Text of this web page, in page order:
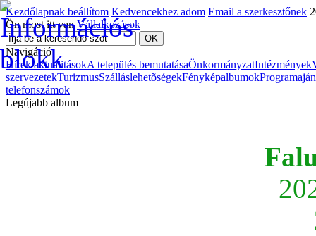
Kezdőlapnak beállítom Kedvencekhez adom Email a szerkesztőnek
Ön most itt van Vállalkozások
Navigáció
Hírek aktualitásokA település bemutatásaÖnkormányzatIntézmények
szervezetekTurizmusSzálláslehetõségekFényképalbumok
telefonszámok
Legújabb album